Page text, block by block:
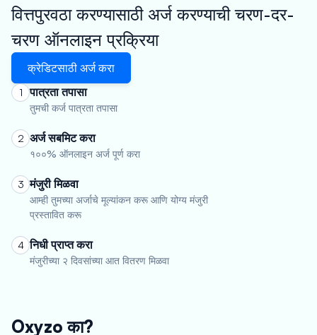
वित्तपुरवठा करण्यासाठी अर्ज करण्याची चरण-दर-
चरण ऑनलाइन प्रक्रिया
क्रेडिटसाठी अर्ज करा
1 पात्रता तपासा
तुमची कर्ज पात्रता तपासा
2 अर्ज सबमिट करा
१००% ऑनलाइन अर्ज पूर्ण करा
3 मंजुरी मिळवा
आम्ही तुमच्या अर्जाचे मूल्यांकन करू आणि योग्य मंजुरी
प्रस्तावित करू
4 निधी प्राप्त करा
मंजुरीच्या २ दिवसांच्या आत वितरण मिळवा
Oxyzo का?